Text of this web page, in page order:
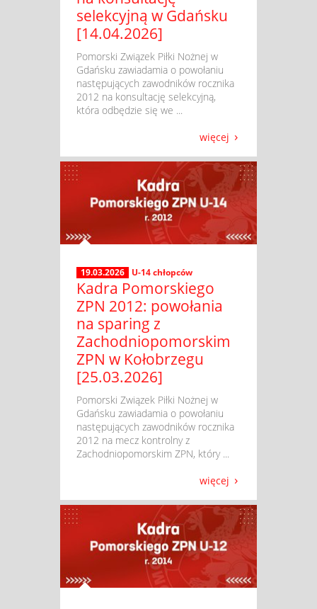
selekcyjną w Gdańsku
[14.04.2026]
​ Pomorski Związek Piłki Nożnej w
Gdańsku zawiadamia o powołaniu
następujących zawodników rocznika
2012 na konsultację selekcyjną,
która odbędzie się we ...
więcej
19.03.2026 U-14 chłopców
Kadra Pomorskiego
ZPN 2012: powołania
na sparing z
Zachodniopomorskim
ZPN w Kołobrzegu
[25.03.2026]
​ Pomorski Związek Piłki Nożnej w
Gdańsku zawiadamia o powołaniu
następujących zawodników rocznika
2012 na mecz kontrolny z
Zachodniopomorskim ZPN, który ...
więcej